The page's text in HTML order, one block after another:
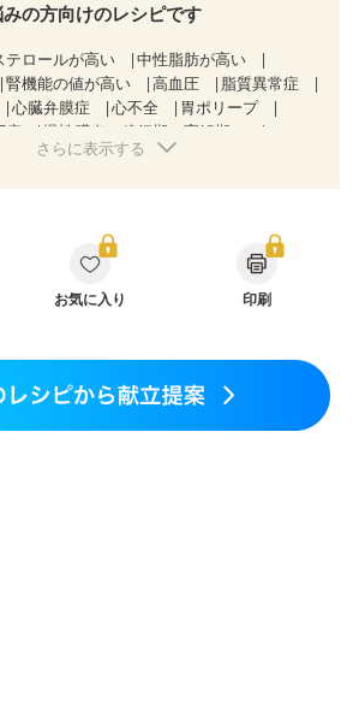
の方向けのレシピです
テロールが高い
中性脂肪が高い
腎機能の値が高い 高血圧
脂質異常症
心臓弁膜症 心不全
胃ポリープ
症
慢性膵炎（移行期・寛解期）
糖尿病性腎症（第１期）
中）
乳がん（放射線治療中）
・経過観察中の方など
妊娠中(初期)
になる（初期）
産後（母乳）
産後（混合栄養）
さらに表示する
お気に入り 印刷